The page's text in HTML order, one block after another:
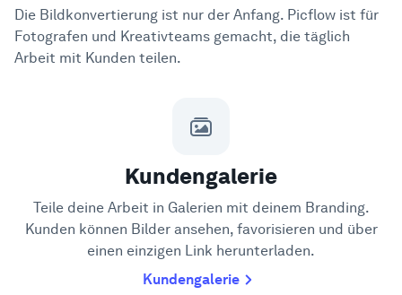
Die Bildkonvertierung ist nur der Anfang. Picflow ist für
Fotografen und Kreativteams gemacht, die täglich
Arbeit mit Kunden teilen.
Kundengalerie
Teile deine Arbeit in Galerien mit deinem Branding.
Kunden können Bilder ansehen, favorisieren und über
einen einzigen Link herunterladen.
Kundengalerie